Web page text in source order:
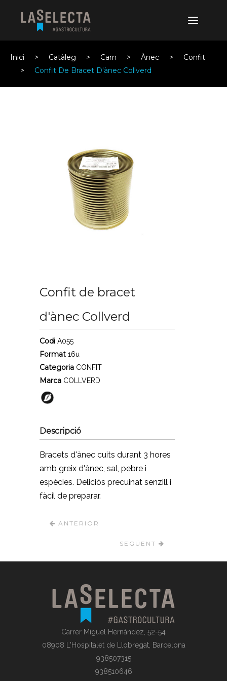
Inici Catàleg Carn Ànec
Confit
Confit De Bracet D'ànec Collverd
Confit de bracet
d'ànec Collverd
CodiA055
Format16u
Categoria CONFIT
Marca COLLVERD
Descripció
Bracets d'ànec cuits durant 3 hores
amb greix d'ànec, sal, pebre i
espècies. Deliciós precuinat senzill i
fàcil de preparar.
ANTERIOR
SEGÜENT
Carrer Miguel Hernández, 52-54
08908 L'Hospitalet de Llobregat, Barcelona
938507315
938510646